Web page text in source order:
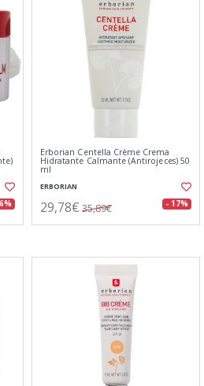
Erborian Centella Crème Crema
Hidratante Calmante (Antirojeces) 50
ml
ERBORIAN
29,78€ 35,89€ - 17%